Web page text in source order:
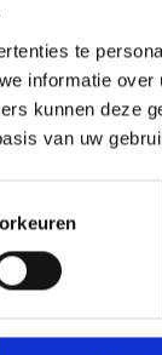
te
informatie
kunnen deze
van uw